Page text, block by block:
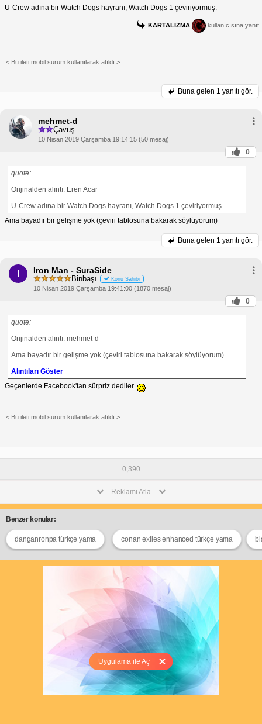
Uygulama ile Aç
U-Crew adına bir Watch Dogs hayranı, Watch Dogs 1 çeviriyormuş.
KARTALIZMA kullanıcısına yanıt
< Bu ileti mobil sürüm kullanılarak atıldı >
Buna gelen 1 yanıtı gör.
mehmet-d
Çavuş
10 Nisan 2019 Çarşamba 19:14:15 (50 mesaj)
0
quote:
Orijinalden alıntı: Eren Acar
U-Crew adına bir Watch Dogs hayranı, Watch Dogs 1 çeviriyormuş.
Ama bayadır bir gelişme yok (çeviri tablosuna bakarak söylüyorum)
Buna gelen 1 yanıtı gör.
I Iron Man - SuraSide
Binbaşı Konu Sahibi
10 Nisan 2019 Çarşamba 19:41:00 (1870 mesaj)
0
quote:
Orijinalden alıntı: mehmet-d
Ama bayadır bir gelişme yok (çeviri tablosuna bakarak söylüyorum)
Alıntıları Göster
Geçenlerde Facebook'tan sürpriz dediler.
< Bu ileti mobil sürüm kullanılarak atıldı >
0,390
Reklamı Atla
Benzer konular:
danganronpa türkçe yama conan exiles enhanced türkçe yama